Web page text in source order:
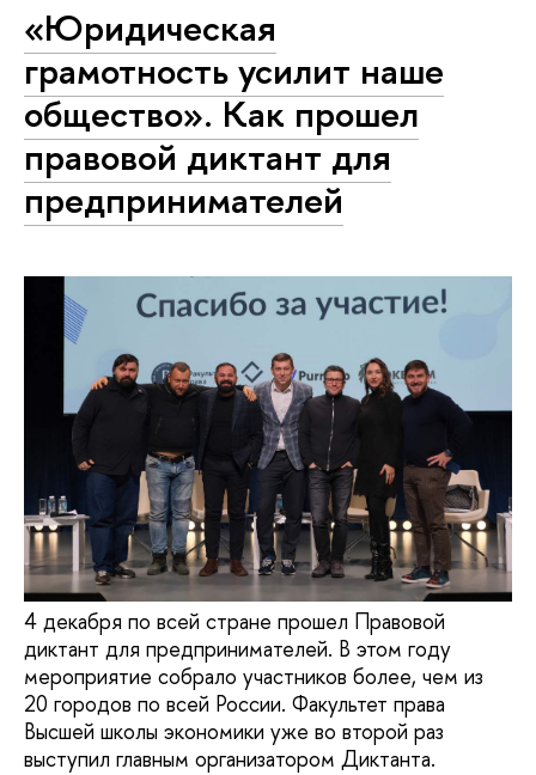
«Юридическая
грамотность усилит наше
общество». Как прошел
правовой диктант для
предпринимателей
4 декабря по всей стране прошел Правовой
диктант для предпринимателей. В этом году
мероприятие собрало участников более, чем из
20 городов по всей России. Факультет права
Высшей школы экономики уже во второй раз
выступил главным организатором Диктанта.